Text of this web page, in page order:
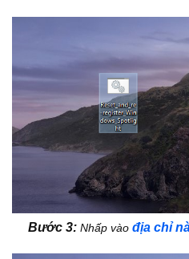
Bước 3: Nhấp vào địa chỉ